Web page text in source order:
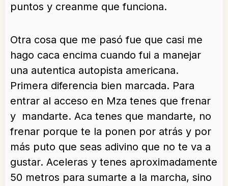
puntos y creanme que funciona.
Otra cosa que me pasó fue que casi me
hago caca encima cuando fui a manejar
una autentica autopista americana.
Primera diferencia bien marcada. Para
entrar al acceso en Mza tenes que frenar
y mandarte. Aca tenes que mandarte, no
frenar porque te la ponen por atrás y por
más puto que seas adivino que no te va a
gustar. Aceleras y tenes aproximadamente
50 metros para sumarte a la marcha, sino